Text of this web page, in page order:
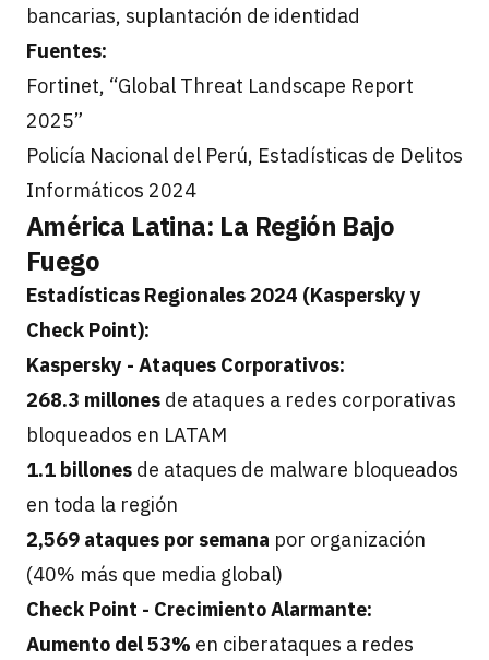
bancarias, suplantación de identidad
Fuentes:
Fortinet, “Global Threat Landscape Report
2025”
Policía Nacional del Perú, Estadísticas de Delitos
Informáticos 2024
América Latina: La Región Bajo
Fuego
Estadísticas Regionales 2024 (Kaspersky y
Check Point):
Kaspersky - Ataques Corporativos:
268.3 millones de ataques a redes corporativas
bloqueados en LATAM
1.1 billones de ataques de malware bloqueados
en toda la región
2,569 ataques por semana por organización
(40% más que media global)
Check Point - Crecimiento Alarmante:
Aumento del 53% en ciberataques a redes